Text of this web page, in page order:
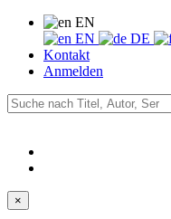
EN
EN
DE
Kontakt
Anmelden
×